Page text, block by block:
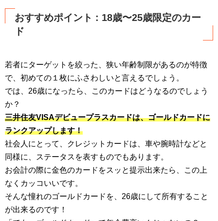
おすすめポイント : 18歳〜25歳限定のカー
ド
若者にターゲットを絞った、狭い年齢制限があるのが特徴
で、初めての１枚にふさわしいと言えるでしょう。
では、26歳になったら、このカードはどうなるのでしょう
か？
三井住友VISAデビュープラスカードは、ゴールドカードに
ランクアップします！
社会人にとって、クレジットカードは、車や腕時計などと
同様に、ステータスを表すものでもあります。
お会計の際に金色のカードをスッと提示出来たら、この上
なくカッコいいです。
そんな憧れのゴールドカードを、26歳にして所有すること
が出来るのです！